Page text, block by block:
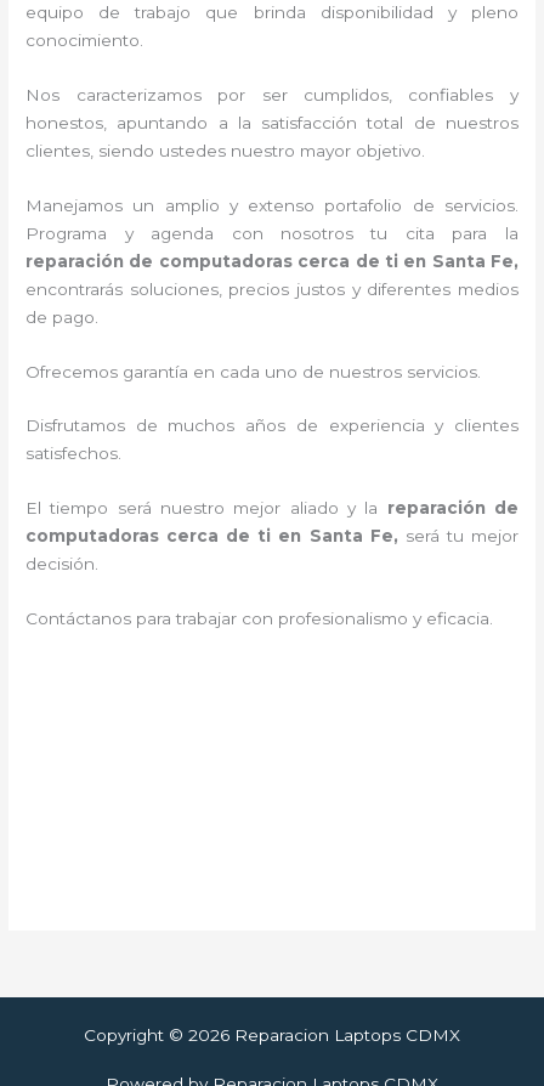
equipo de trabajo que brinda disponibilidad y pleno
conocimiento.
Nos caracterizamos por ser cumplidos, confiables y
honestos, apuntando a la satisfacción total de nuestros
clientes, siendo ustedes nuestro mayor objetivo.
Manejamos un amplio y extenso portafolio de servicios.
Programa y agenda con nosotros tu cita para la
reparación de computadoras cerca de ti en Santa Fe,
encontrarás soluciones, precios justos y diferentes medios
de pago.
Ofrecemos garantía en cada uno de nuestros servicios.
Disfrutamos de muchos años de experiencia y clientes
satisfechos.
El tiempo será nuestro mejor aliado y la reparación de
computadoras cerca de ti en Santa Fe, será tu mejor
decisión.
Contáctanos para trabajar con profesionalismo y eficacia.
Copyright © 2026 Reparacion Laptops CDMX